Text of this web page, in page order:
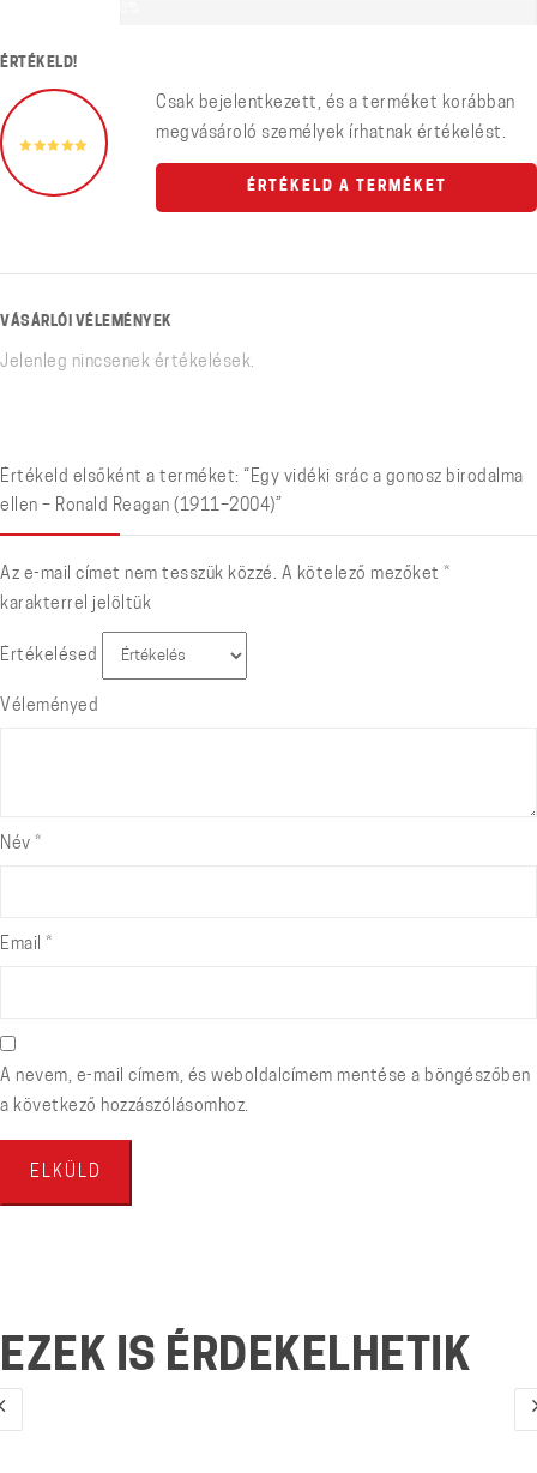
ÉRTÉKELD!
Csak bejelentkezett, és a terméket korábban
megvásároló személyek írhatnak értékelést.
ÉRTÉKELD A TERMÉKET
VÁSÁRLÓI VÉLEMÉNYEK
Jelenleg nincsenek értékelések.
Értékeld elsőként a terméket: “Egy vidéki srác a gonosz birodalma
ellen – Ronald Reagan (1911–2004)”
Az e-mail címet nem tesszük közzé. A kötelező mezőket *
karakterrel jelöltük
Értékelésed
Véleményed
Név *
Email *
A nevem, e-mail címem, és weboldalcímem mentése a böngészőben
a következő hozzászólásomhoz.
EZEK IS ÉRDEKELHETIK